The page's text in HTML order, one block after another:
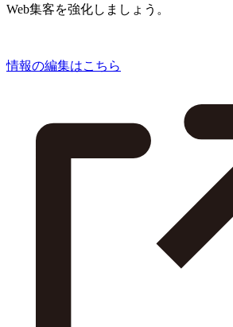
Web集客を強化しましょう。
情報の編集はこちら